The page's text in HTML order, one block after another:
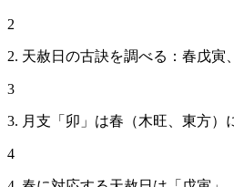
2
2. 天赦日の古訣を調べる：春戊寅
3
3. 月支「卯」は春（木旺、東方）
4